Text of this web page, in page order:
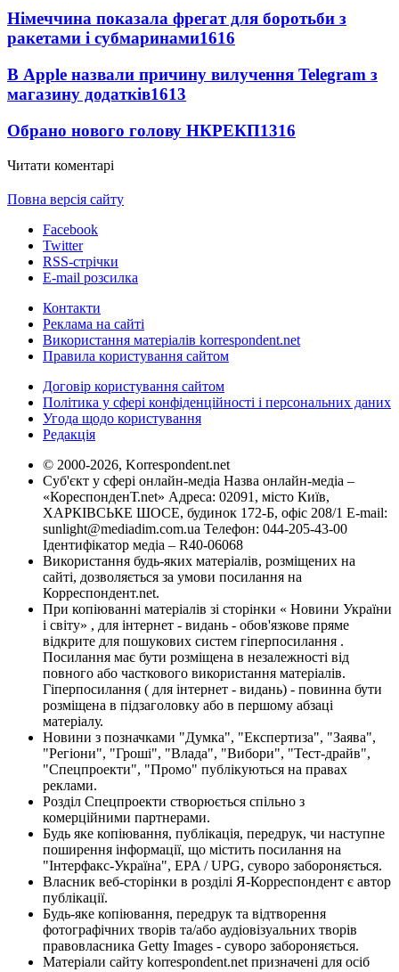
Німеччина показала фрегат для боротьби з
ракетами і субмаринами1616
В Apple назвали причину вилучення Telegram з
магазину додатків1613
Обрано нового голову НКРЕКП1316
Читати коментарі
Повна версія сайту
Facebook
Twitter
RSS-стрічки
E-mail розсилка
Контакти
Реклама на сайті
Використання матеріалів korrespondent.net
Правила користування сайтом
Договір користування сайтом
Політика у сфері конфіденційності і персональних даних
Угода щодо користування
Редакція
© 2000-2026, Korrespondent.net
Суб'єкт у сфері онлайн-медіа Назва онлайн-медіа –
«КореспонденТ.net» Адреса: 02091, місто Київ,
ХАРКІВСЬКЕ ШОСЕ, будинок 172-Б, офіс 208/1 E-mail:
sunlight@mediadim.com.ua Телефон: 044-205-43-00
Ідентифікатор медіа – R40-06068
Використання будь-яких матеріалів, розміщених на
сайті, дозволяється за умови посилання на
Корреспондент.net.
При копіюванні матеріалів зі сторінки « Новини України
і світу» , для інтернет - видань - обов'язкове пряме
відкрите для пошукових систем гіперпосилання .
Посилання має бути розміщена в незалежності від
повного або часткового використання матеріалів.
Гіперпосилання ( для інтернет - видань) - повинна бути
розміщена в підзаголовку або в першому абзаці
матеріалу.
Новини з позначками "Думка", "Експертиза", "Заява",
"Регіони", "Гроші", "Влада", "Вибори", "Тест-драйв",
"Спецпроекти", "Промо" публікуються на правах
реклами.
Розділ Спецпроекти створюється спільно з
комерційними партнерами.
Будь яке копіювання, публікація, передрук, чи наступне
поширення інформації, що містить посилання на
"Інтерфакс-Україна", EPA / UPG, суворо забороняється.
Власник веб-сторінки в розділі Я-Корреспондент є автор
публікації.
Будь-яке копіювання, передрук та відтворення
фотографічних творів та/або аудіовізуальних творів
правовласника Getty Images - суворо забороняється.
Матеріали сайту korrespondent.net призначені для осіб